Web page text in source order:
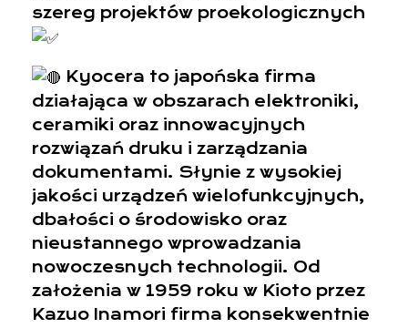
szereg projektów proekologicznych
Kyocera to japońska firma
działająca w obszarach elektroniki,
ceramiki oraz innowacyjnych
rozwiązań druku i zarządzania
dokumentami. Słynie z wysokiej
jakości urządzeń wielofunkcyjnych,
dbałości o środowisko oraz
nieustannego wprowadzania
nowoczesnych technologii. Od
założenia w 1959 roku w Kioto przez
Kazuo Inamori firma konsekwentnie